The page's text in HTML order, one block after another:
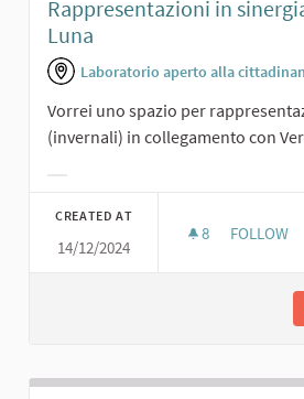
Rappresentazioni in
Luna
Laboratorio aperto alla
Vorrei uno spazio per
(invernali) in collegamento con
CREATED AT
14/12/2024
8 8
FOLLOW